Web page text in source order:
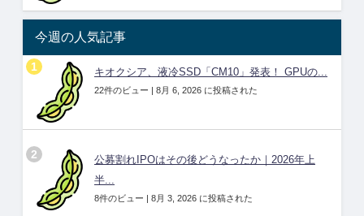
今週の人気記事
キオクシア、液冷SSD「CM10」発表！ GPUの...
22件のビュー | 8月 6, 2026 に投稿された
公募割れIPOはその後どうなったか｜2026年上
半...
8件のビュー | 8月 3, 2026 に投稿された